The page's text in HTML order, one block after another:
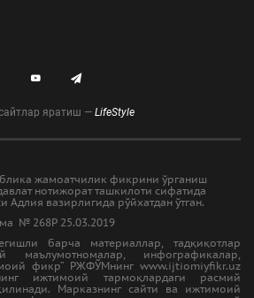
яратиш — LifeStyle
жамоатчилик фикрини ўрганиш
нотижорат ташкилоти сифатида
Адлия вазирлигида рўйхатдан ўтган.
№ 268Р 25.03.2019
барча материаллар, тадқиқотлар
маълумотномалар, инфографикалар,
фикр” РЖФЎМнинг www.ijtiomiyfikr.uz
ижтимоий тармоқлардаги расмий
Марказнинг сайти ва ижтимоий